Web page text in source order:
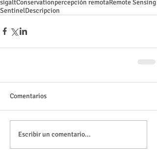
sigaltConservationpercepción remotaRemote Sensing
SentinelDescripcion
Comentarios
Escribir un comentario...